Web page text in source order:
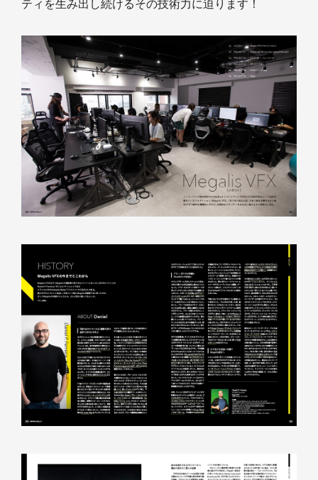
ティを生み出し続けるその技術力に迫ります！